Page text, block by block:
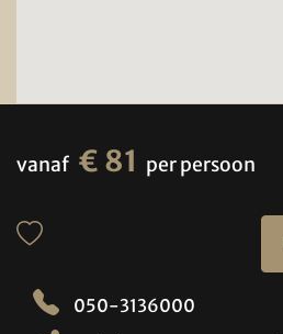
vanaf € 81 per persoon
050-3136000